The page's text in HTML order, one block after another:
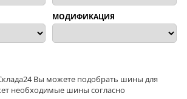
МОДИФИКАЦИЯ
Вы можете подобрать шины для
необходимые шины согласно